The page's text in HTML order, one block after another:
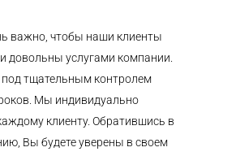
важно, чтобы наши клиенты
довольны услугами компании.
под тщательным контролем
Мы индивидуально
клиенту. Обратившись в
Вы будете уверены в своем